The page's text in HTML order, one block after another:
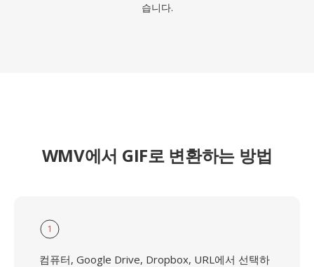
습니다.
WMV에서 GIF로 변환하는 방법
1
컴퓨터, Google Drive, Dropbox, URL에서 선택하